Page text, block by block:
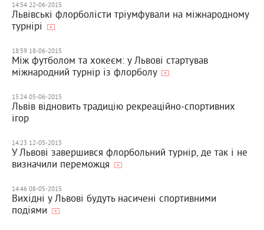
14:54 22-06-2015
Львівські флорболісти тріумфували на міжнародному
турнірі
18:59 18-06-2015
Між футболом та хокеєм: у Львові стартував
міжнародний турнір із флорболу
15:24 05-06-2015
Львів відновить традицію рекреаційно-спортивних
ігор
14:23 12-05-2015
У Львові завершився флорбольний турнір, де так і не
визначили переможця
14:46 08-05-2015
Вихідні у Львові будуть насичені спортивними
подіями